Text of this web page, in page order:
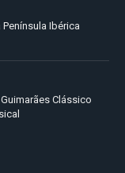
Ibérica
Clássico